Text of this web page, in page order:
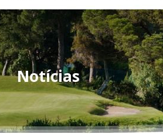
Notícias